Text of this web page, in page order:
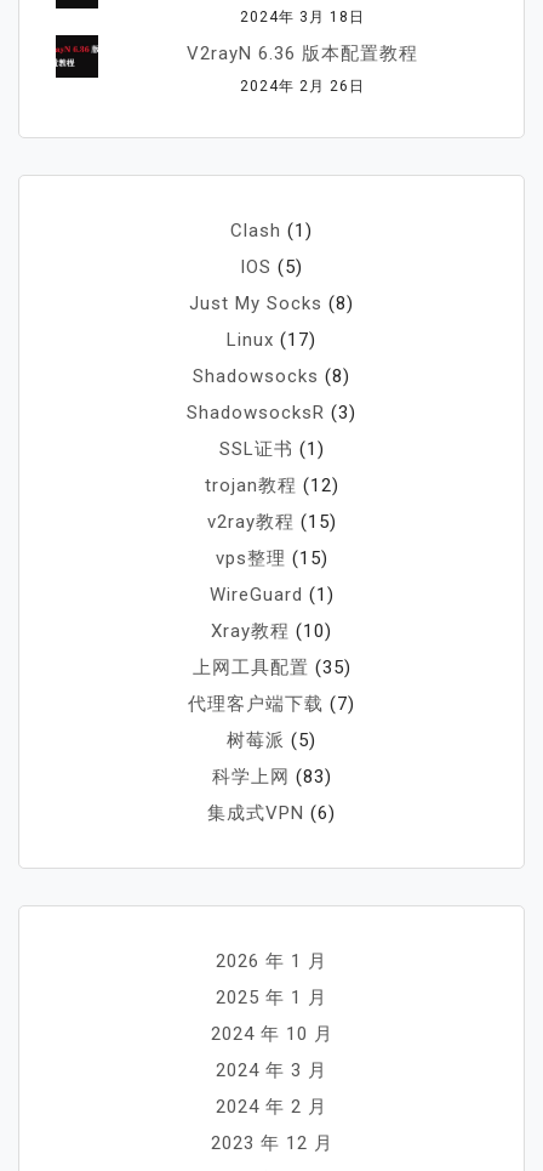
2024年 3月 18日
V2rayN 6.36 版本配置教程
2024年 2月 26日
Clash (1)
IOS (5)
Just My Socks (8)
Linux (17)
Shadowsocks (8)
ShadowsocksR (3)
SSL证书 (1)
trojan教程 (12)
v2ray教程 (15)
vps整理 (15)
WireGuard (1)
Xray教程 (10)
上网工具配置 (35)
代理客户端下载 (7)
树莓派 (5)
科学上网 (83)
集成式VPN (6)
2026 年 1 月
2025 年 1 月
2024 年 10 月
2024 年 3 月
2024 年 2 月
2023 年 12 月